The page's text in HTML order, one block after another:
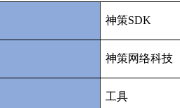
神策SDK
神策网络科技
工具